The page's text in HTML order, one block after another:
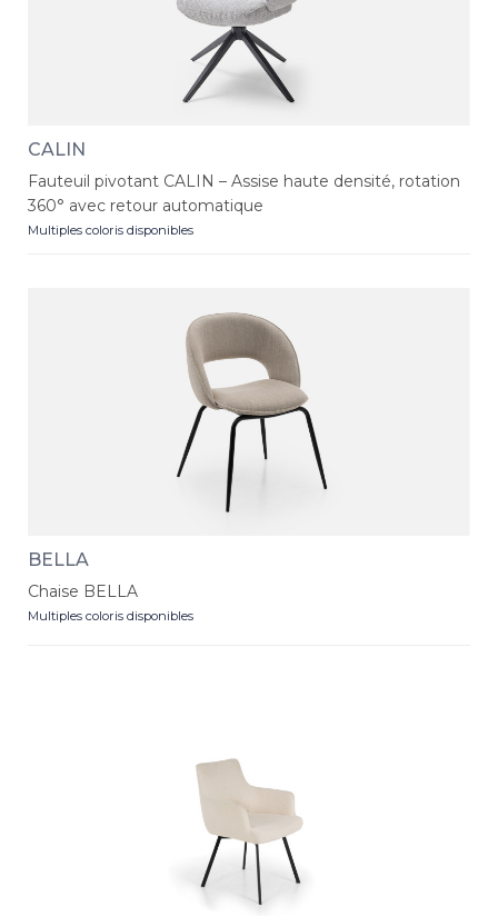
CALIN
Fauteuil pivotant CALIN – Assise haute densité, rotation
360° avec retour automatique
Multiples coloris disponibles
BELLA
Chaise BELLA
Multiples coloris disponibles